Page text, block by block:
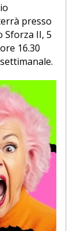
presso
Sforza II, 5
16.30